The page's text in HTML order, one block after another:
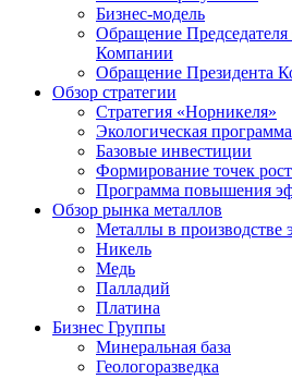
Бизнес-модель
Обращение Председателя
Компании
Обращение Президента
Обзор стратегии
Стратегия «Норникеля»
Экологическая программа
Базовые инвестиции
Формирование точек
Программа повышения
Обзор рынка металлов
Металлы в производстве
Никель
Медь
Палладий
Платина
Бизнес Группы
Минеральная база
Геологоразведка